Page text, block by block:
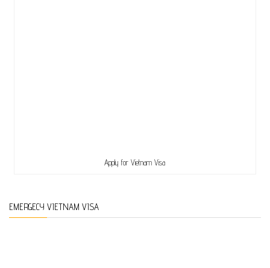
Apply for Vietnam Visa
EMERGECY VIETNAM VISA